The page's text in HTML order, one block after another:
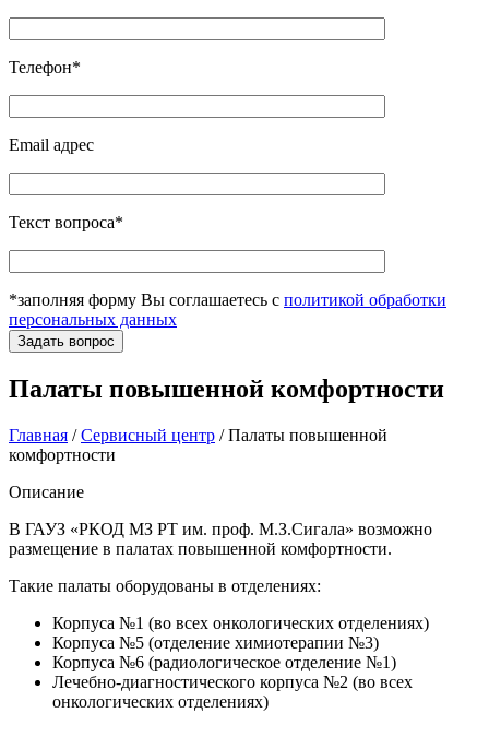
Телефон*
Email адрес
Текст вопроса*
*заполняя форму Вы соглашаетесь с политикой обработки
персональных данных
Палаты повышенной комфортности
Главная /Сервисный центр /Палаты повышенной
комфортности
Описание
В ГАУЗ «РКОД МЗ РТ им. проф. М.З.Сигала» возможно
размещение в палатах повышенной комфортности.
Такие палаты оборудованы в отделениях:
Корпуса №1 (во всех онкологических отделениях)
Корпуса №5 (отделение химиотерапии №3)
Корпуса №6 (радиологическое отделение №1)
Лечебно-диагностического корпуса №2 (во всех
онкологических отделениях)